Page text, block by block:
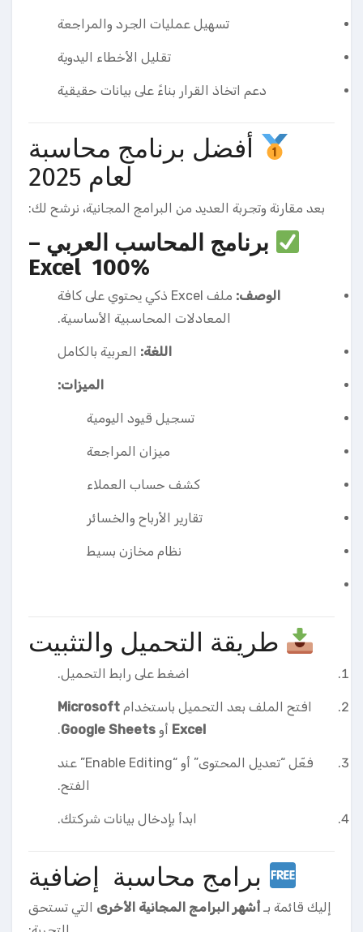
تسهيل عمليات الجرد والمراجعة
تقليل الأخطاء اليدوية
دعم اتخاذ القرار بناءً على بيانات حقيقية
أفضل برنامج محاسبة
لعام 2025
بعد مقارنة وتجربة العديد من البرامج المجانية، نرشح لك:
برنامج المحاسب العربي –
Excel 100%
الوصف:
ملف Excel ذكي يحتوي على كافة
المعادلات المحاسبية الأساسية.
اللغة: العربية بالكامل
الميزات:
تسجيل قيود اليومية
ميزان المراجعة
كشف حساب العملاء
تقارير الأرباح والخسائر
نظام مخازن بسيط
طريقة التحميل والتثبيت
اضغط على رابط التحميل.
افتح الملف بعد التحميل باستخدام Microsoft
Excel أو Google Sheets
.
فعّل “تعديل المحتوى” أو “Enable Editing” عند
الفتح.
ابدأ بإدخال بيانات شركتك.
برامج محاسبة إضافية
إليك قائمة بـ أشهر البرامج المجانية الأخرى التي تستحق